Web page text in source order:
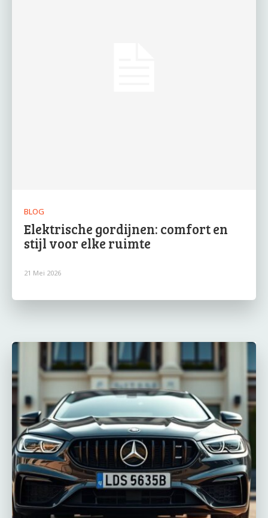
BLOG
Elektrische gordijnen: comfort en
stijl voor elke ruimte
21 Mei 2026